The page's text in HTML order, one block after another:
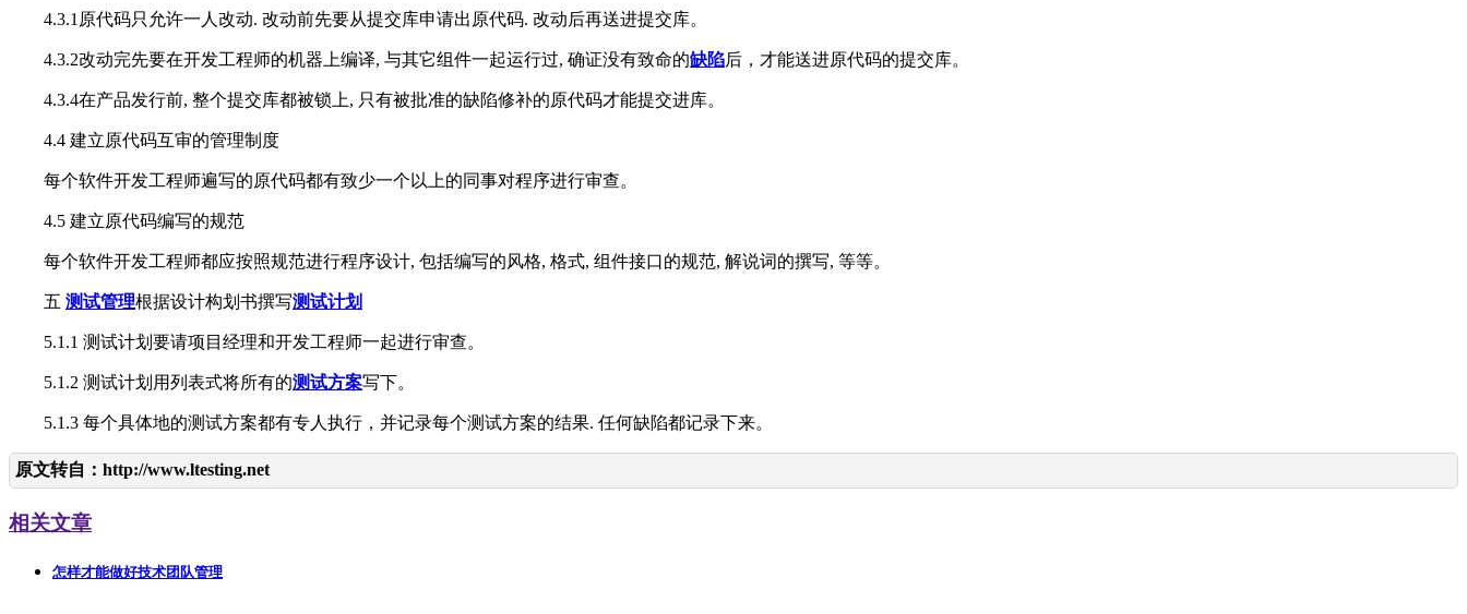
4.3.1原代码只允许一人改动. 改动前先要从提交库申请出原代码. 改动后再送进提交库。
4.3.2改动完先要在开发工程师的机器上编译, 与其它组件一起运行过, 确证没有致命的缺陷后，才能送进原代码的提交库。
4.3.4在产品发行前, 整个提交库都被锁上, 只有被批准的缺陷修补的原代码才能提交进库。
4.4 建立原代码互审的管理制度
每个软件开发工程师遍写的原代码都有致少一个以上的同事对程序进行审查。
4.5 建立原代码编写的规范
每个软件开发工程师都应按照规范进行程序设计, 包括编写的风格, 格式, 组件接口的规范, 解说词的撰写, 等等。
五 测试管理根据设计构划书撰写测试计划
5.1.1 测试计划要请项目经理和开发工程师一起进行审查。
5.1.2 测试计划用列表式将所有的测试方案写下。
5.1.3 每个具体地的测试方案都有专人执行，并记录每个测试方案的结果. 任何缺陷都记录下来。
原文转自： http://www.ltesting.net
相关文章
怎样才能做好技术团队管理